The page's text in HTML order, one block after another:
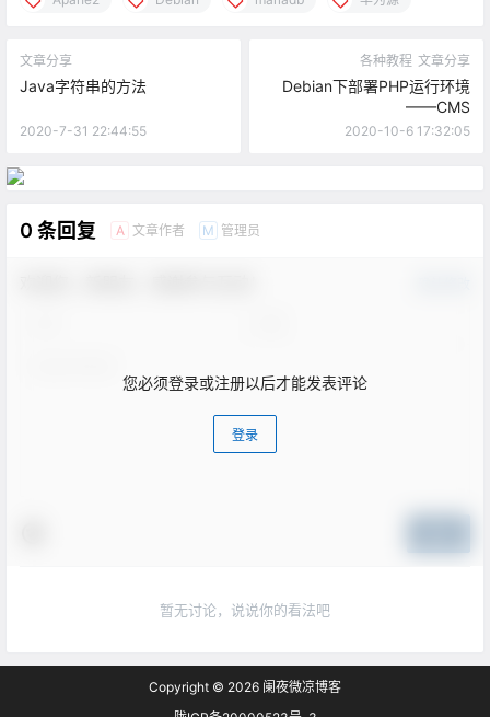
文章分享
Java字符串的方法
2020-7-31 22:44:55
各种教程 文章分享
Debian下部署PHP运行环境
——CMS
2020-10-6 17:32:05
0 条回复 A 文章作者 M 管理员
您必须登录或注册以后才能发表评论
登录
暂无讨论，说说你的看法吧
Copyright © 2026 阑夜微凉博客